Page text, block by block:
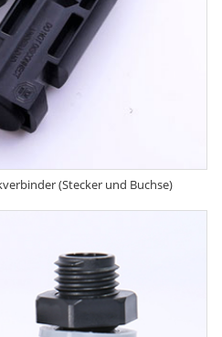
(Stecker und Buchse)